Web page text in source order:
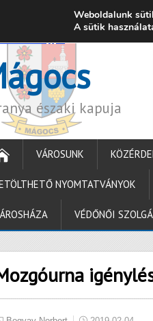
Mágocs, Szabadság utca 39.
északi kapuja
VÁROSUNK
NYOMTATVÁNYOK
VÉDŐNŐI
Weboldalunk
A sütik